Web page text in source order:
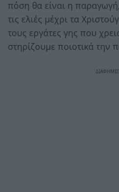
πόση θα είναι η
τις ελιές μέχρι τα
τους εργάτες γης που
στηρίζουμε ποιοτικά την